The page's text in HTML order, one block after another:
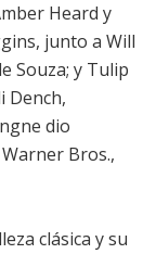
Heard y
junto a Will
Souza; y Tulip
Dench,
dio
Bros.,
clásica y su